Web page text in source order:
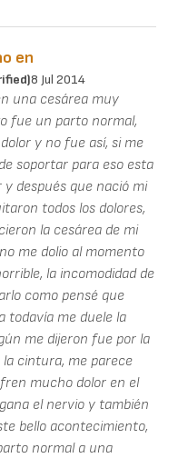
en
8 Jul 2014
una cesárea muy
fue un parto normal,
y no fue así, si me
soportar para eso esta
y después que nació mi
todos los dolores,
la cesárea de mi
me dolio al momento
la incomodidad de
como pensé que
todavía me duele la
me dijeron fue por la
cintura, me parece
mucho dolor en el
el nervio y también
bello acontecimiento,
normal a una